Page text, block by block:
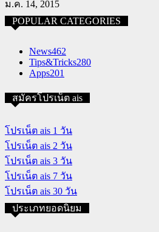
ม.ค. 14, 2015
POPULAR CATEGORIES
News462
Tips&Tricks280
Apps201
สมัครโปรเน็ต ais
โปรเน็ต ais 1 วัน
โปรเน็ต ais 2 วัน
โปรเน็ต ais 3 วัน
โปรเน็ต ais 7 วัน
โปรเน็ต ais 30 วัน
ประเภทยอดนิยม